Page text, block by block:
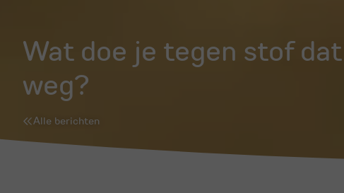
Wat doe je tegen stof
weg?
Alle berichten